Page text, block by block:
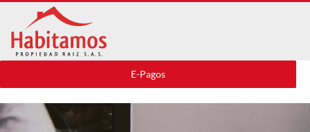
contenido
principal
E-Pagos